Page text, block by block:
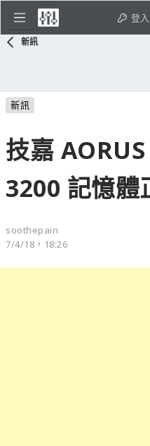
登入
新訊
新訊
技嘉
3200 記憶體
soothepain
7/4/18，18:26